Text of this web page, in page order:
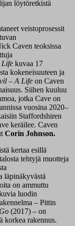
löytöretkistä
veistoprosessit
Caven teoksissa
Life kuvaa 17
kokeneisuuteen ja
– A Life on Caven
Siihen kuuluu
jotka Cave on
vuosina 2020–
Staffordshiren
keräilee. Caven
Corin Johnson.
kertaa esillä
tehtyjä muotteja
läpinäkyvästä
on ammuttu
luodin
– Pittin
(2017) – on
korkea rakennus.